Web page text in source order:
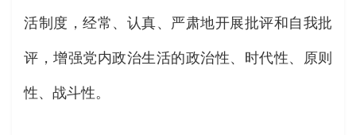
活制度，经常、认真、严肃地开展批评和自我批
评，增强党内政治生活的政治性、时代性、原则
性、战斗性。